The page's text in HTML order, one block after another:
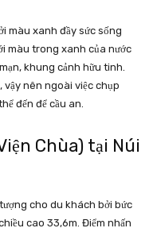
màu xanh đầy sức sống
màu trong xanh của nước
khung cảnh hữu tinh.
nên ngoài việc chụp
đến để cầu an.
Chùa) tại Núi
cho du khách bởi bức
cao 33,6m. Điểm nhấn